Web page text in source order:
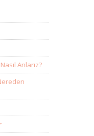
Anlarız?